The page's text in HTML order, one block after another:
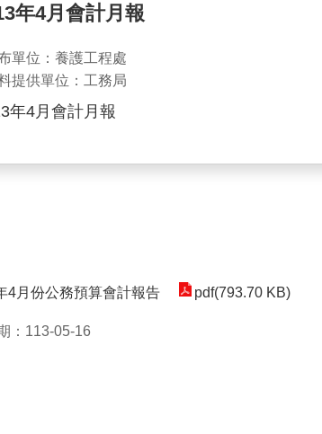
年4月會計月報
單位：養護工程處
提供單位：工務局
年4月會計月報
4月份公務預算會計報告 pdf(793.70 KB)
：113-05-16